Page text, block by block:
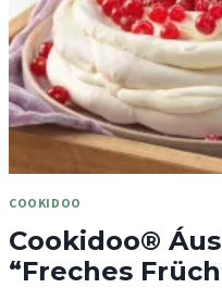
COOKIDOO
Cookidoo®
“Freches